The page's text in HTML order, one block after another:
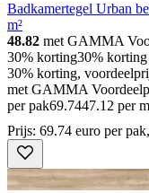
Badkamertegel Urban
m²
48.82 met GAMMA
30% korting30% korting
30% korting,
met GAMMA
per pak69.7447.12 per
Prijs: 69.74 euro per